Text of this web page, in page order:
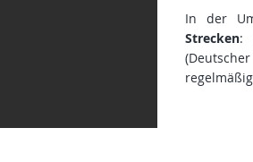
In der
Strecken: